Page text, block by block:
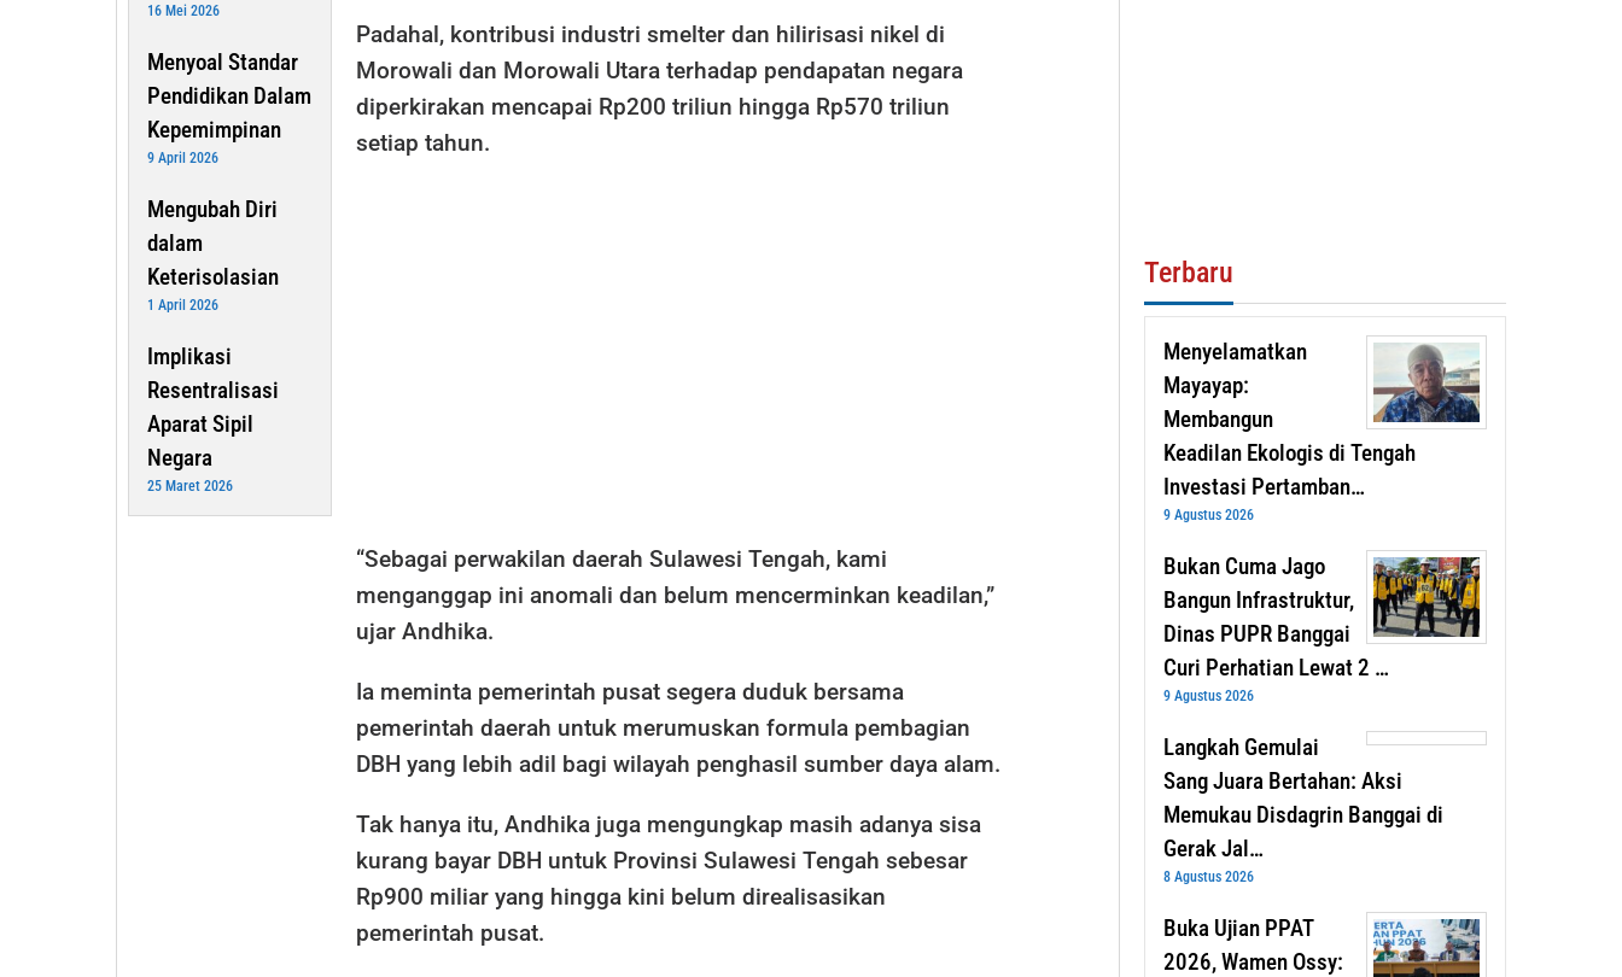
16 Mei 2026
Menyoal Standar
Pendidikan Dalam
Kepemimpinan
9 April 2026
Mengubah Diri
dalam
Keterisolasian
1 April 2026
Implikasi
Resentralisasi
Aparat Sipil
Negara
25 Maret 2026
Padahal, kontribusi industri smelter dan hilirisasi nikel di
Morowali dan Morowali Utara terhadap pendapatan negara
diperkirakan mencapai Rp200 triliun hingga Rp570 triliun
setiap tahun.
“Sebagai perwakilan daerah Sulawesi Tengah, kami
menganggap ini anomali dan belum mencerminkan keadilan,”
ujar Andhika.
Ia meminta pemerintah pusat segera duduk bersama
pemerintah daerah untuk merumuskan formula pembagian
DBH yang lebih adil bagi wilayah penghasil sumber daya alam.
Tak hanya itu, Andhika juga mengungkap masih adanya sisa
kurang bayar DBH untuk Provinsi Sulawesi Tengah sebesar
Rp900 miliar yang hingga kini belum direalisasikan
pemerintah pusat.
Terbaru
Menyelamatkan
Mayayap:
Membangun
Keadilan Ekologis di Tengah
Investasi Pertamban…
9 Agustus 2026
Bukan Cuma Jago
Bangun Infrastruktur,
Dinas PUPR Banggai
Curi Perhatian Lewat 2 …
9 Agustus 2026
Langkah Gemulai
Sang Juara Bertahan: Aksi
Memukau Disdagrin Banggai di
Gerak Jal…
8 Agustus 2026
Buka Ujian PPAT
2026, Wamen Ossy: